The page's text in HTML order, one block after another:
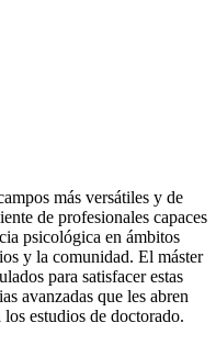
más versátiles y de
de profesionales capaces
psicológica en ámbitos
y la comunidad. El máster
para satisfacer estas
avanzadas que les abren
estudios de doctorado.